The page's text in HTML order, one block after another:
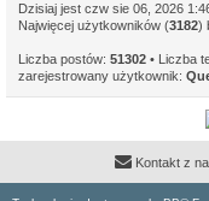
Dzisiaj jest czw sie 06, 2026
Najwięcej użytkowników (3182)
Liczba postów: 51302 • Liczba
zarejestrowany użytkownik:
Kontakt z